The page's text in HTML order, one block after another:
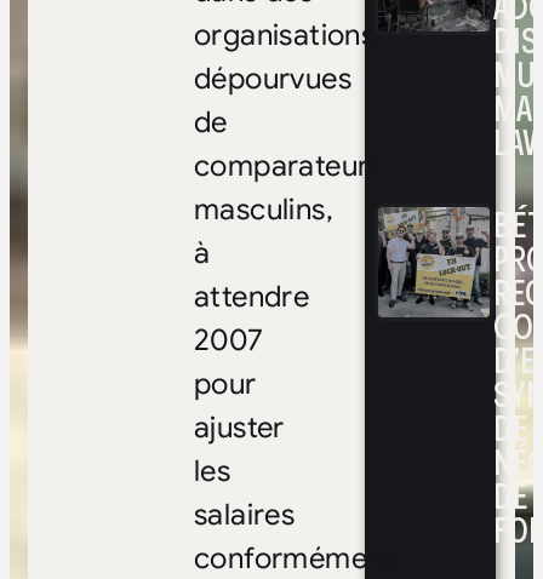
DE
DE
FOI
organisations
dépourvues
de
comparateurs
masculins,
à
attendre
2007
pour
ajuster
les
salaires
conformément